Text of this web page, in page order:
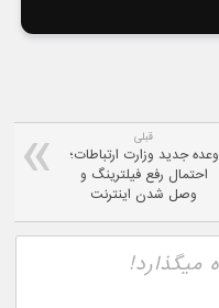
قبلی
وعده جدید وزارت ارتباطات؛
احتمال رفع فیلترینگ و
وصل شدن اینترنت